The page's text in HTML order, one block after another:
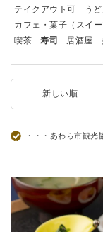
テイクアウト可 う
カフェ・菓子（スイー
喫茶
寿司 居酒屋
新しい順
・・・あわら市観光